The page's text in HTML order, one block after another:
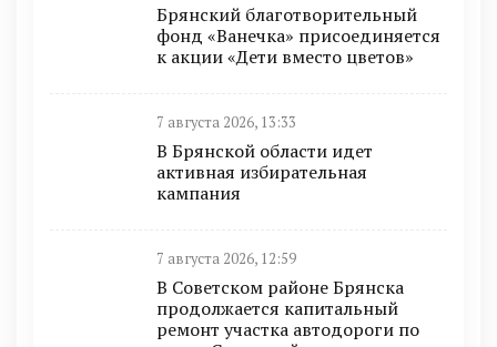
Брянский благотворительный
фонд «Ванечка» присоединяется
к акции «Дети вместо цветов»
7 августа 2026, 13:33
В Брянской области идет
активная избирательная
кампания
7 августа 2026, 12:59
В Советском районе Брянска
продолжается капитальный
ремонт участка автодороги по